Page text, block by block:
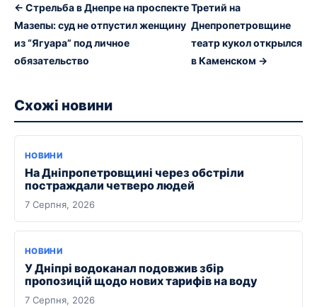
← Стрельба в Днепре на проспекте
Мазепы: суд не отпустил женщину
из “Ягуара” под личное
обязательство
Третий на
Днепропетровщине
театр кукол открылся
в Каменском →
Схожі новини
НОВИНИ
На Дніпропетровщині через обстріли
постраждали четверо людей
7 Серпня, 2026
НОВИНИ
У Дніпрі водоканал подовжив збір
пропозицій щодо нових тарифів на воду
7 Серпня, 2026